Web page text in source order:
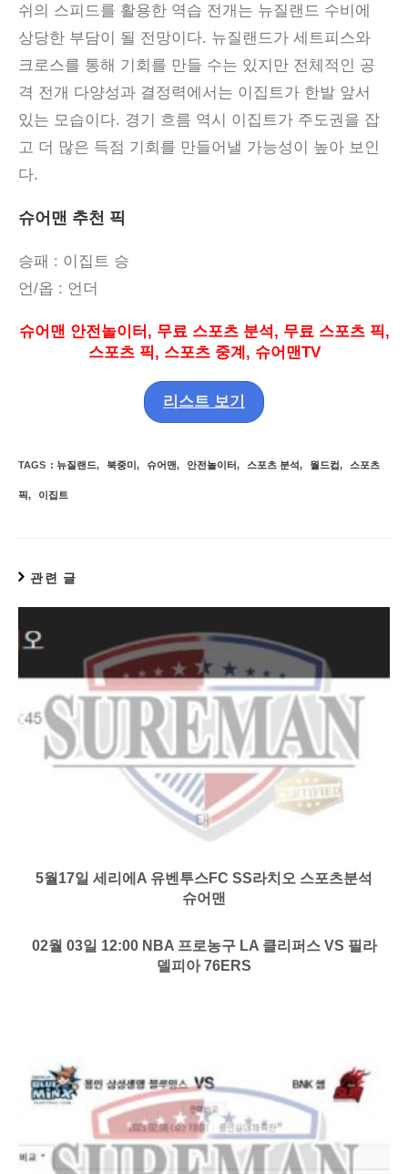
쉬의 스피드를 활용한 역습 전개는 뉴질랜드 수비에
상당한 부담이 될 전망이다. 뉴질랜드가 세트피스와
크로스를 통해 기회를 만들 수는 있지만 전체적인 공
격 전개 다양성과 결정력에서는 이집트가 한발 앞서
있는 모습이다. 경기 흐름 역시 이집트가 주도권을 잡
고 더 많은 득점 기회를 만들어낼 가능성이 높아 보인
다.
슈어맨 추천 픽
승패 : 이집트 승
언/옵 : 언더
슈어맨 안전놀이터 , 무료 스포츠 분석, 무료 스포츠 픽,
스포츠 픽, 스포츠 중계 , 슈어맨TV
리스트 보기
TAGS : 뉴질랜드, 북중미, 슈어맨, 안전놀이터, 스포츠 분석, 월드컵, 스포츠
픽, 이집트
관련 글
5월17일 세리에A 유벤투스FC SS라치오 스포츠분석
슈어맨
02월 03일 12:00 NBA 프로농구 LA 클리퍼스 VS 필라
델피아 76ERS